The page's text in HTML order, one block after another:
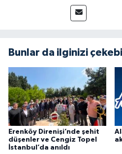
Bunlar da ilginizi
Erenköy Direnişi’nde şehit
düşenler ve Cengiz Topel
İstanbul’da anıldı